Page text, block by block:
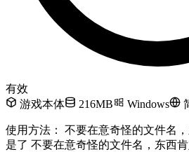
有效
游戏本体
216MB Windows
使用方法： 不要在意奇怪的文件名
是了 不要在意奇怪的文件名，东西